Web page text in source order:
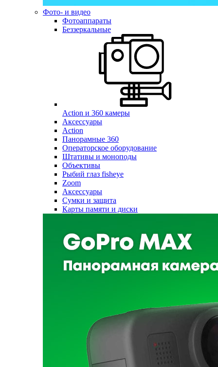
Фото- и видео
Фотоаппараты
Беззеркальные
Action и 360 камеры
Аксессуары
Action
Панорамные 360
Операторское оборудование
Штативы и моноподы
Объективы
Рыбий глаз fisheye
Zoom
Аксессуары
Сумки и защита
Карты памяти и диски